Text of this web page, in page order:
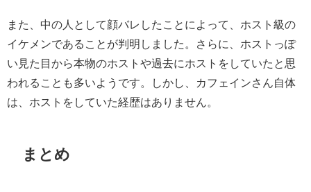
また、中の人として顔バレしたことによって、ホスト級の
イケメンであることが判明しました。さらに、ホストっぽ
い見た目から本物のホストや過去にホストをしていたと思
われることも多いようです。しかし、カフェインさん自体
は、ホストをしていた経歴はありません。
まとめ